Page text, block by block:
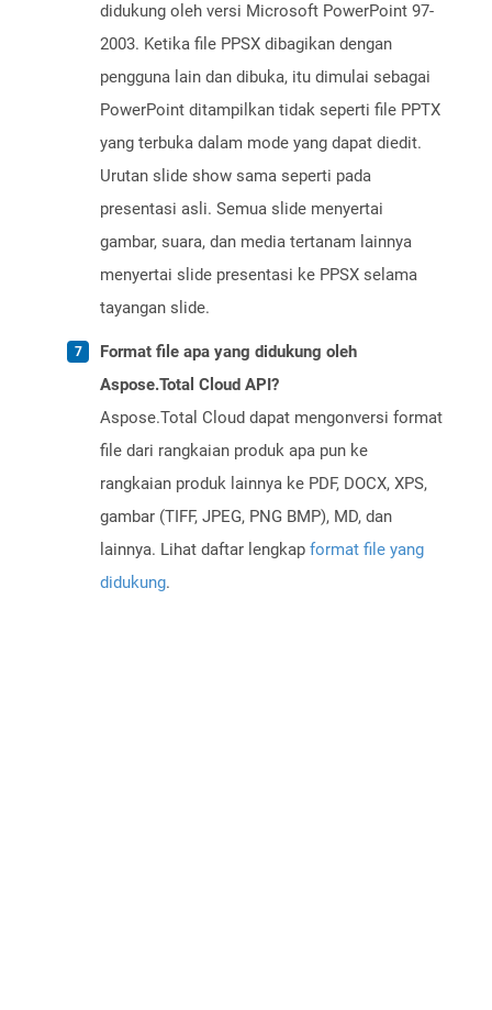
didukung oleh versi Microsoft PowerPoint 97-
2003. Ketika file PPSX dibagikan dengan
pengguna lain dan dibuka, itu dimulai sebagai
PowerPoint ditampilkan tidak seperti file PPTX
yang terbuka dalam mode yang dapat diedit.
Urutan slide show sama seperti pada
presentasi asli. Semua slide menyertai
gambar, suara, dan media tertanam lainnya
menyertai slide presentasi ke PPSX selama
tayangan slide.
Format file apa yang didukung oleh
Aspose.Total Cloud API?
Aspose.Total Cloud dapat mengonversi format
file dari rangkaian produk apa pun ke
rangkaian produk lainnya ke PDF, DOCX, XPS,
gambar (TIFF, JPEG, PNG BMP), MD, dan
lainnya. Lihat daftar lengkap format file yang
didukung.